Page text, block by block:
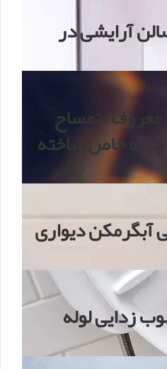
سالن آرایشی در
معروف «تمساح
چهره خاص ساخته
آبگرمکن دیواری
زدایی لوله